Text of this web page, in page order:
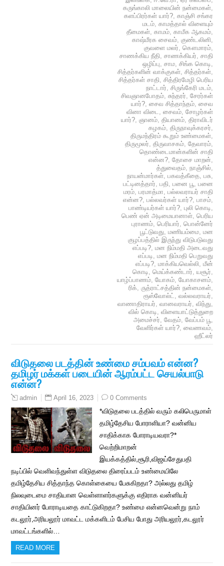
கருங்காலி மாலையின் நன்மைகள்,
களப்பிரர்கள் யார்?, காஞ்சி சங்கர
மடம், காமத்தால் விளையும்
தீமைகள், காமம், காமீக ஆகமம்,
காஷ்மீரக சைவம், குண்டலினி,
குவளை மலர், கௌமாரம்,
சாணக்கிய நீதி, சாணக்கியர், சாதி
ஒழிப்பு, சாம, சிங்க கொடி,
சித்தர்களின் வாக்குகள், சித்தர்கள்,
சித்தர்கள் சாதி, சித்திரமேழி பெரிய
நாட்டார், சிருங்கேரி மடம்,
சிவஞானபோதம், சுந்தரர், சேரர்கள்
யார்?, சைவ சித்தாந்தம், சைவ
வினா விடை, சைவம், சோழர்கள்
யார்?, ஞானம், தியானம், திராவிடர்
கழகம், திருநாவுக்கரசர்,
திருமந்திரம் கூறும் உண்மைகள்,
திருமூலர், திருவாசகம், தேவாரம்,
தொண்டைமான்களின் சாதி
என்ன?, தோசை மாறன்,
த்துவைதம், நாஞ்சில்,
நாயன்மார்கள், பகவத்கீதை, பசு,
பட்டினத்தார், பதி, பனை பூ, பனை
மரம், பரமாத்மா, பல்லவராயர் சாதி
என்ன?, பல்லவர்கள் யார்?, பாசம்,
பாண்டியர்கள் யார்?, புலி கொடி,
பெண் ஏன் அடிமையானாள், பெரிய
புராணம், பெரியார், பொன்னேர்
பூட்டுவது, மணியம்மை, மன
குழப்பத்தில் இருந்து விடுபடுவது
எப்படி?, மன நிம்மதி அடைவது
எப்படி, மன நிம்மதி பெறுவது
எப்படி?, மாக்கியவெல்லி, மீன்
கொடி, மெய்க்கண்டார், யசூர்,
யாழ்ப்பாணம், யோகம், யோகாசனம்,
ரிக், ருத்ராட்சத்தின் நன்மைகள்,
ரூஸ்வோல்ட், வல்லவராயர்,
வாணாதிராயர், வானவராயர், விந்து,
வில் கொடி, விளையாட்டுத்துறை
அமைச்சர், வேதம், வேப்பம் பூ,
வேளிர்கள் யார்?, வைணவம்,
ஹீட்லர்
விடுதலை படத்தின் உண்மை சம்பவம் என்ன?
தமிழர் மக்கள் படையின் ஆரம்பட்ட செயல்பாடு
என்ன?
admin April 16, 2023 0 Comments
*விடுதலை படத்தில் வரும் கலிபெருமாள்
தமிழ்தேசிய போராளியா? வன்னிய
சாதிக்காக போராடியவரா?*
வெற்றிமாறன்
இயக்கத்தில்,சூரி,விஜய்சேதுபதி
நடிப்பில் வெளிவந்துள்ள விடுதலை திரைப்படம் உண்மையிலே
தமிழ்தேசிய சித்தாந்த கொள்கையை பேசுகிறதா? அல்லது தமிழ்
நிலவுடைமை சாதியான வெள்ளாளர்களுக்கு எதிராக வன்னியர்
சாதியினர் போராடியதை காட்டுகிறதா? உண்மை என்னவென்று நாம்
கடலூர்,அரியலூர் மாவட்ட மக்களிடம் பேசிய போது அரியலூர்,கடலூர்
மாவட்டங்களில்…
READ MORE